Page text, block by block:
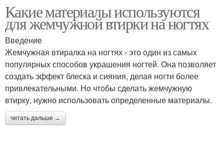
Какие материалы используются
для жемчужной втирки на ногтях
Введение
Жемчужная втиралка на ногтях - это один из самых
популярных способов украшения ногтей. Она позволяет
создать эффект блеска и сияния, делая ногти более
привлекательными. Но чтобы сделать жемчужную
втирку, нужно использовать определенные материалы.
читать дальше →